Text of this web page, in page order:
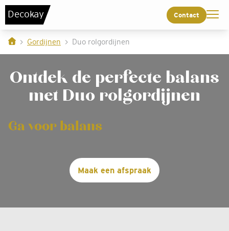
Decokay Contact
Gordijnen Duo rolgordijnen
Ontdek de perfecte balans
met Duo rolgordijnen
Ga voor balans
Maak een afspraak